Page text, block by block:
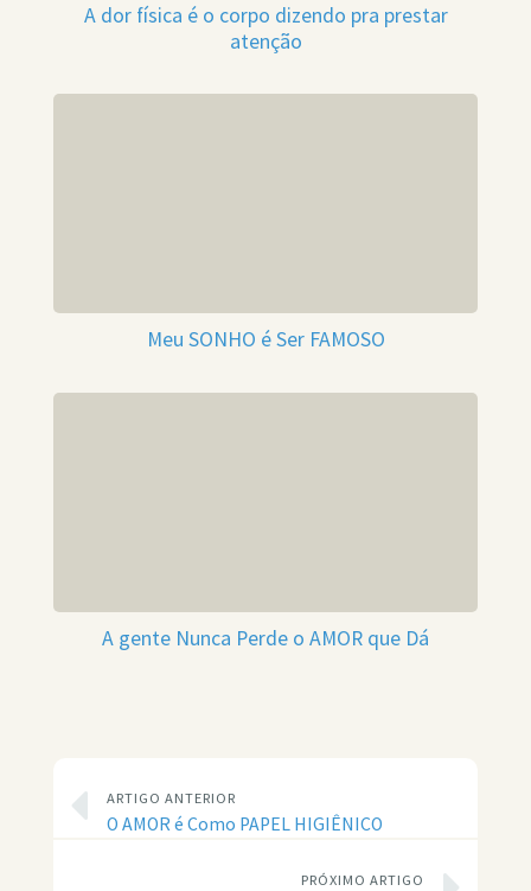
A dor física é o corpo dizendo pra prestar
atenção
Meu SONHO é Ser FAMOSO
A gente Nunca Perde o AMOR que Dá
ARTIGO ANTERIOR
O AMOR é Como PAPEL HIGIÊNICO
PRÓXIMO ARTIGO